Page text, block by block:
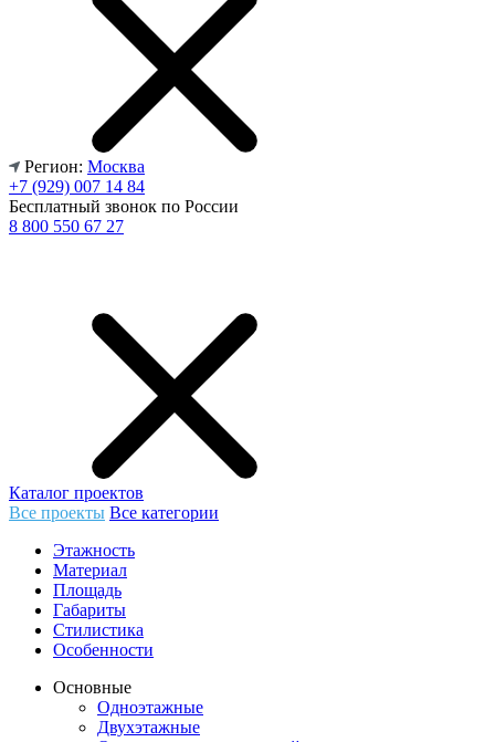
Регион: Москва
+7 (929) 007 14 84
Бесплатный звонок по России
8 800 550 67 27
Каталог проектов
Все проекты Все категории
Этажность
Материал
Площадь
Габариты
Стилистика
Особенности
Основные
Одноэтажные
Двухэтажные